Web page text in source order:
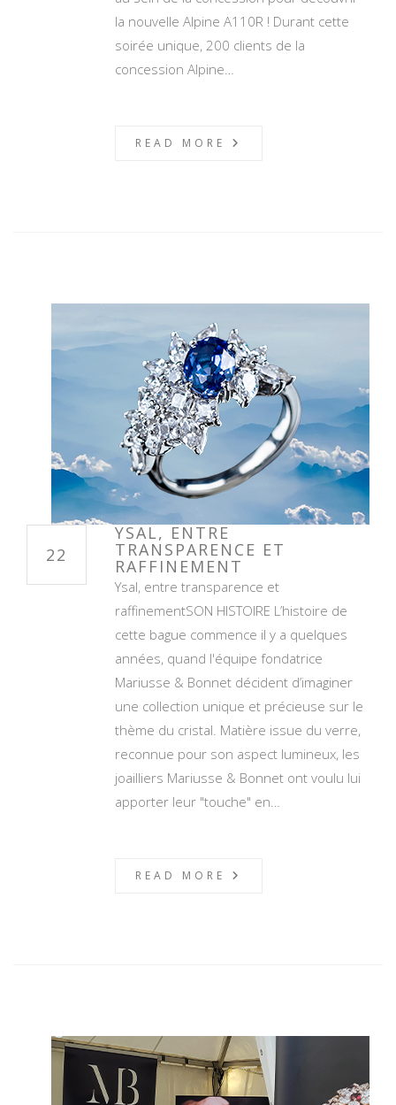
la nouvelle Alpine A110R ! Durant cette
soirée unique, 200 clients de la
concession Alpine…
READ MORE
22
YSAL, ENTRE
TRANSPARENCE ET
RAFFINEMENT
Ysal, entre transparence et
raffinementSON HISTOIRE L’histoire de
cette bague commence il y a quelques
années, quand l'équipe fondatrice
Mariusse & Bonnet décident d’imaginer
une collection unique et précieuse sur le
thème du cristal. Matière issue du verre,
reconnue pour son aspect lumineux, les
joailliers Mariusse & Bonnet ont voulu lui
apporter leur "touche" en…
READ MORE